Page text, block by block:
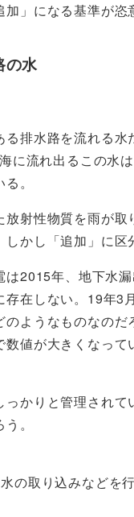
」になる基準が恣
の水
排水路を流れる
に流れ出るこの水
。
射性物質を雨が
かし「追加」に
は2015年、地下水
在しない。19年3
のようなものなの
数値が大きくなっ
かりと管理され
。
の取り込みなどを